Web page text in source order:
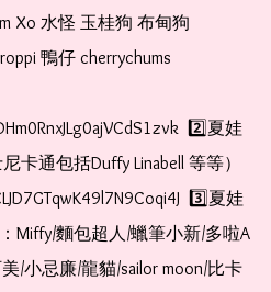
Xo 水怪 玉桂狗 布甸狗
鴨仔 cherrychums
2️⃣夏娃
卡通包括Duffy Linabell 等等）
3️⃣夏娃
Miffy/麵包超人/蠟筆小新/多啦A
/小忌廉/龍貓/sailor moon/比卡